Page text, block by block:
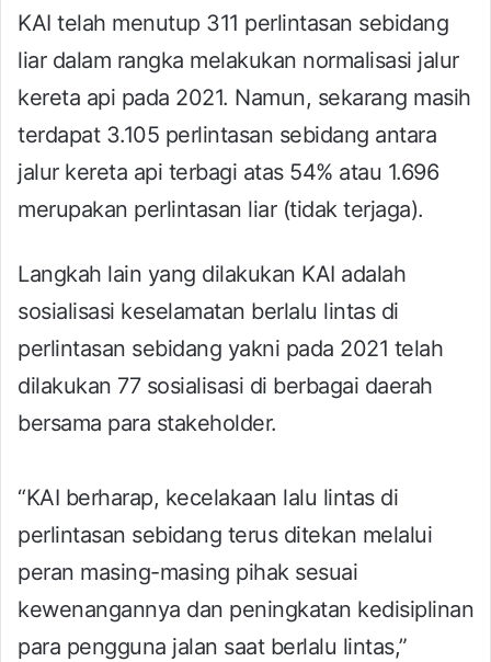
KAI telah menutup 311 perlintasan sebidang
liar dalam rangka melakukan normalisasi jalur
kereta api pada 2021. Namun, sekarang masih
terdapat 3.105 perlintasan sebidang antara
jalur kereta api terbagi atas 54% atau 1.696
merupakan perlintasan liar (tidak terjaga).
Langkah lain yang dilakukan KAI adalah
sosialisasi keselamatan berlalu lintas di
perlintasan sebidang yakni pada 2021 telah
dilakukan 77 sosialisasi di berbagai daerah
bersama para stakeholder.
“KAI berharap, kecelakaan lalu lintas di
perlintasan sebidang terus ditekan melalui
peran masing-masing pihak sesuai
kewenangannya dan peningkatan kedisiplinan
para pengguna jalan saat berlalu lintas,”